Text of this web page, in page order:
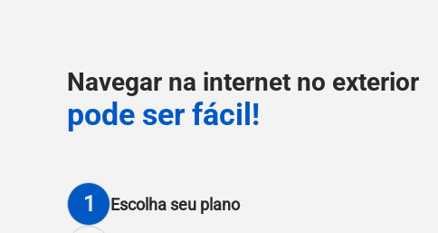
Navegar na internet no exterior
pode ser fácil!
1 Escolha seu plano